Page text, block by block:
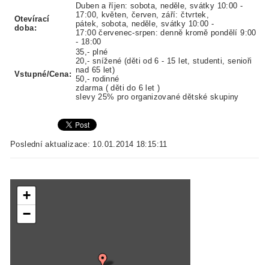
Otevírací
doba:
Duben a říjen: sobota, neděle, svátky 10:00 -
17:00, květen, červen, září: čtvrtek,
pátek, sobota, neděle, svátky 10:00 -
17:00 červenec-srpen: denně kromě pondělí 9:00
- 18:00
Vstupné/Cena:
35,- plné
20,- snížené (děti od 6 - 15 let, studenti, senioři
nad 65 let)
50,- rodinné
zdarma ( děti do 6 let )
slevy 25% pro organizované dětské skupiny
Poslední aktualizace: 10.01.2014 18:15:11
+
−